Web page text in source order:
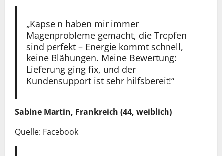
„Kapseln haben mir immer
Magenprobleme gemacht, die Tropfen
sind perfekt – Energie kommt schnell,
keine Blähungen. Meine Bewertung:
Lieferung ging fix, und der
Kundensupport ist sehr hilfsbereit!“
Sabine Martin, Frankreich (44, weiblich)
Quelle: Facebook